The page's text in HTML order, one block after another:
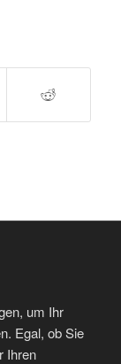
um Ihr
Egal, ob Sie
Ihren